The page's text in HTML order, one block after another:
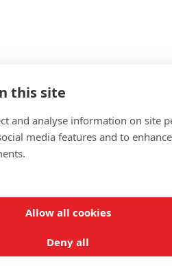
this site
and analyse information on site
media features and to
Allow all cookies
Deny all